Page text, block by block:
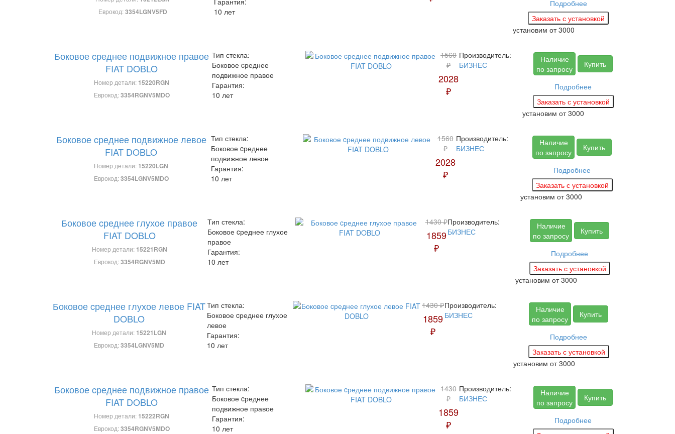
Еврокод:3354LGNV5FD
10 лет
Подробнее
установим от 3000
Боковое cреднее подвижное правое
FIAT DOBLO
Номер детали: 15220RGN
Еврокод:3354RGNV5MDO
Тип стекла:
Боковое cреднее
подвижное правое
Гарантия:
10 лет
1560
₽
2028
₽
Производитель:
БИЗНЕС
Наличие
по запросу
Купить
Подробнее
установим от 3000
Боковое cреднее подвижное левое
FIAT DOBLO
Номер детали: 15220LGN
Еврокод:3354LGNV5MDO
Тип стекла:
Боковое cреднее
подвижное левое
Гарантия:
10 лет
1560
₽
2028
₽
Производитель:
БИЗНЕС
Наличие
по запросу
Купить
Подробнее
установим от 3000
Боковое cреднее глухое правое
FIAT DOBLO
Номер детали: 15221RGN
Еврокод:3354RGNV5MD
Тип стекла:
Боковое cреднее глухое
правое
Гарантия:
10 лет
1430 ₽
1859
₽
Производитель:
БИЗНЕС
Наличие
по запросу
Купить
Подробнее
установим от 3000
Боковое cреднее глухое левое FIAT
DOBLO
Номер детали: 15221LGN
Еврокод:3354LGNV5MD
Тип стекла:
Боковое cреднее глухое
левое
Гарантия:
10 лет
1430 ₽
1859
₽
Производитель:
БИЗНЕС
Наличие
по запросу
Купить
Подробнее
установим от 3000
Боковое cреднее подвижное правое
FIAT DOBLO
Номер детали: 15222RGN
Еврокод:3354RGNV5MDO
Тип стекла:
Боковое cреднее
подвижное правое
Гарантия:
10 лет
1430
₽
1859
₽
Производитель:
БИЗНЕС
Наличие
по запросу
Купить
Подробнее